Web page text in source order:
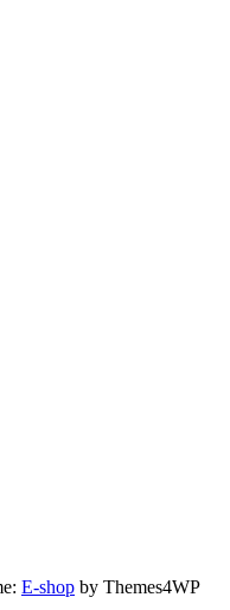
E-shop by Themes4WP